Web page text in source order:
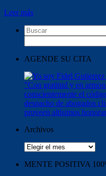
Leer más
AGENDE SU CITA
Archivos
Archivos
MENTE POSITIVA